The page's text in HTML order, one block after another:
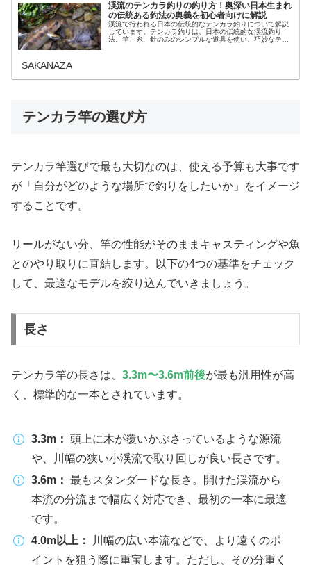
渓流のテンカラ釣りの釣り方！奥深い日本生まれ
の伝統ある釣法の奥義を初心者向けに解説
渓流で行われる日本の伝統的なテンカラ釣りについて解説
しています。テンカラ釣りは、日本の伝統的な渓流釣り
法。竿、糸、針のみのシンプルな道具を使い、巧妙なテク
SAKANAZA
テンカラ竿の選び方
テンカラ竿選びで最も大切なのは、使える予算も大事です
が「自分がどのような場所で釣りをしたいか」をイメージ
することです。
リールがない分、竿の性能がそのままキャスティングや魚
とのやり取りに直結します。以下の4つの基準をチェック
して、最適なモデルを絞り込んでいきましょう。
長さ
テンカラ竿の長さは、 3.3m〜3.6m前後が最も汎用性が高
く、標準的な一本とされています。
3.3m： 頭上に木が覆いかぶさっているような源流
や、川幅の狭い小渓流で取り回しが良い長さです。
3.6m： 最もスタンダードな長さ。開けた渓流から
本流の分流まで幅広く対応でき、最初の一本に最適
です。
4.0m以上：
川幅の広い本流などで、より遠くのポ
イントを狙う際に重宝します。ただし、その分重く